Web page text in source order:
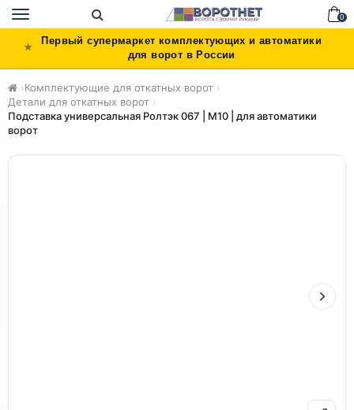
Toggle
navigation
0
Первый супермаркет комплектующих и автоматики
для ворот в России
›Комплектующие для откатных ворот ›
Детали для откатных ворот ›
Подставка универсальная Ролтэк 067 | М10 | для автоматики
ворот